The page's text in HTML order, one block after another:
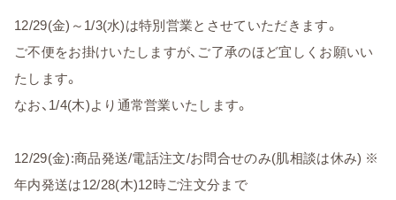
12/29(金)～1/3(水)は特別営業とさせていただきます。
ご不便をお掛けいたしますが、ご了承のほど宜しくお願いい
たします。
なお、1/4(木)より通常営業いたします。
12/29(金):商品発送/電話注文/お問合せのみ(肌相談は休み) ※
年内発送は12/28(木)12時ご注文分まで